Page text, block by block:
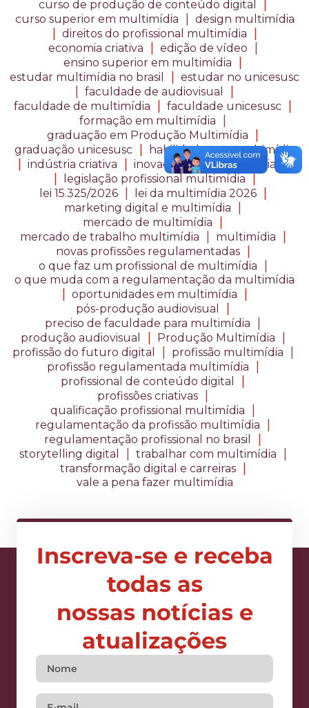
curso de produção de conteúdo digital
curso superior em multimídia | design multimídia
| direitos do profissional multimídia |
economia criativa | edição de vídeo |
ensino superior em multimídia |
estudar multimídia no brasil | estudar no unicesusc
| faculdade de audiovisual |
faculdade de multimídia | faculdade unicesusc |
formação em multimídia |
graduação em Produção Multimídia |
graduação unicesusc | habilidades em multimídia
| indústria criativa | inovação e tecnologia criativa
| legislação profissional multimídia |
lei 15.325/2026 | lei da multimídia 2026 |
marketing digital e multimídia |
mercado de multimídia |
mercado de trabalho multimídia | multimídia |
novas profissões regulamentadas |
o que faz um profissional de multimídia |
o que muda com a regulamentação da multimídia
| oportunidades em multimídia |
pós-produção audiovisual |
preciso de faculdade para multimídia |
produção audiovisual | Produção Multimídia |
profissão do futuro digital | profissão multimídia |
profissão regulamentada multimídia |
profissional de conteúdo digital |
profissões criativas |
qualificação profissional multimídia |
regulamentação da profissão multimídia |
regulamentação profissional no brasil |
storytelling digital | trabalhar com multimídia |
transformação digital e carreiras |
vale a pena fazer multimídia
Inscreva-se e receba
todas as
nossas notícias e
atualizações